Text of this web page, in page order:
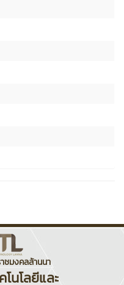
ชมงคลล้านนา
นโลยีและ